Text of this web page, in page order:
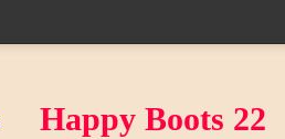
Happy Boots 22